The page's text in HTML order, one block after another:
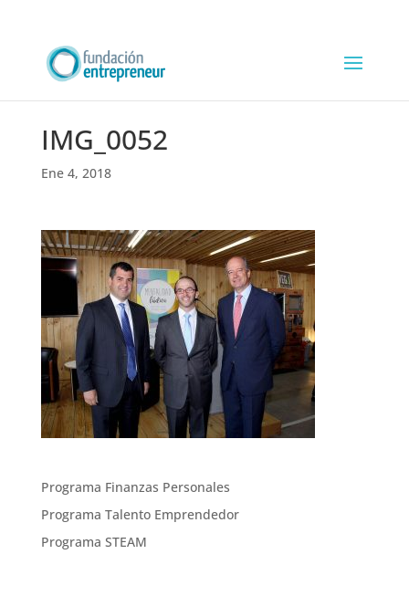
IMG_0052
Ene 4, 2018
Programa Finanzas Personales
Programa Talento Emprendedor
Programa STEAM